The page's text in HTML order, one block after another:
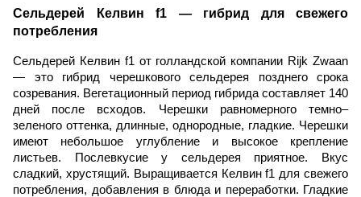
Сельдерей Келвин f1 — гибрид для свежего
потребления
Сельдерей Келвин f1 от голландской компании Rijk Zwaan
— это гибрид черешкового сельдерея позднего срока
созревания. Вегетационный период гибрида составляет 140
дней после всходов. Черешки равномерного темно–
зеленого оттенка, длинные, однородные, гладкие. Черешки
имеют небольшое углубление и высокое крепление
листьев. Послевкусие у сельдерея приятное. Вкус
сладкий, хрустящий. Выращивается Келвин f1 для свежего
потребления, добавления в блюда и переработки. Гладкие